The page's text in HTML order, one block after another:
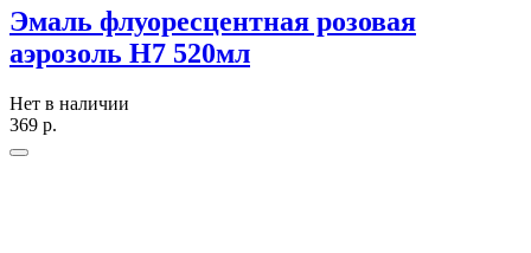
Эмаль флуоресцентная розовая
аэрозоль H7 520мл
Нет в наличии
369 р.